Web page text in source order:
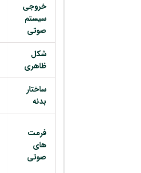
خروجی
سیستم
صوتی
شکل
ظاهری
ساختار
بدنه
فرمت
های
صوتی